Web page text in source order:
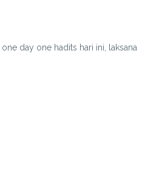
day one hadits hari ini, laksana